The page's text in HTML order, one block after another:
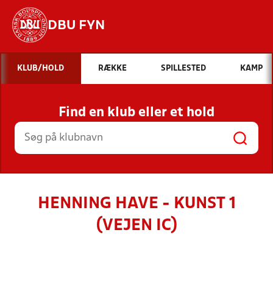
DBU FYN
Hvad vil du søge efter?
INDHOLD OG NYHEDER
STILLINGER, RESULTATER, KLUBBER OG
HOLD
KLUB/HOLD RÆKKE SPILLESTED KAMP
Find en klub eller et hold
HENNING HAVE - KUNST 1
(VEJEN IC)